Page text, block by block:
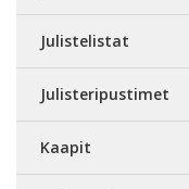
Julistelistat
Julisteripustimet
Kaapit